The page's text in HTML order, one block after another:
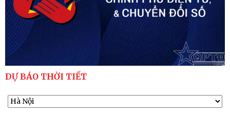
DỰ BÁO THỜI TIẾT